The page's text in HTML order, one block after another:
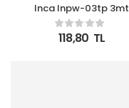
Inca Inpw-03tp 3mt
Notebook Power
Kablosu
118,80 TL